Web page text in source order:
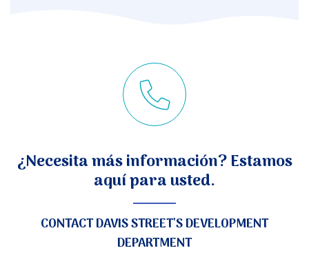
¿Necesita más información? Estamos
aquí para usted.
CONTACT DAVIS STREET'S DEVELOPMENT
DEPARTMENT